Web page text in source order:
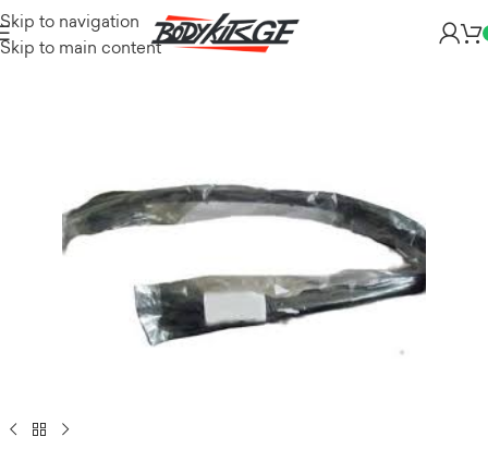
Skip to navigation
Skip to main content